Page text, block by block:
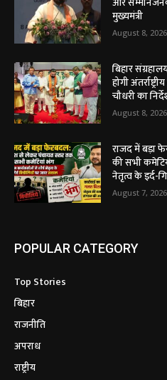
मुख्यमंत्री
August 8, 2026
बिहार
होगी
चौधरी का
August 8, 2026
राजद में बड़ा
की सभी
नेतृत्व के इर्द-
August 7, 2026
POPULAR CATEGORY
Top Stories
बिहार
राजनीति
अपराध
राष्ट्रीय